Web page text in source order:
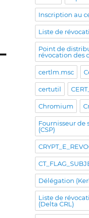
Inscription au
Liste de
Point de
révocation des
certlm.msc
certutil
Chromium
Fournisseur de
(CSP)
Délégation
Liste de
(Delta CRL)